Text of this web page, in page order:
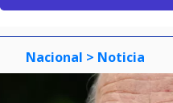
Nacional > Noticia